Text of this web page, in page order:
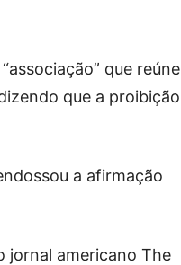
que reúne
que a proibição
a afirmação
jornal americano The